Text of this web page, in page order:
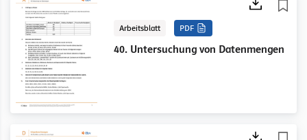
Arbeitsblatt PDF
40. Untersuchung von Datenmengen